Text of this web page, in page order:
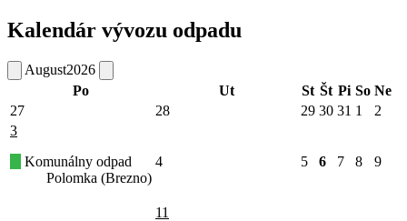
Kalendár vývozu odpadu
August2026
Po
Ut St Št Pi So Ne
27
28 29 30 31 1
2
3
Komunálny odpad
Polomka (Brezno)
4 5 6 7 8 9
11